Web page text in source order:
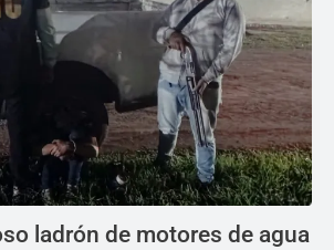
ladrón de motores de agua